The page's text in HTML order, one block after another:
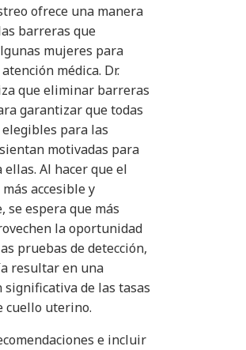
ofrece una manera
barreras que
mujeres para
médica. Dr.
que eliminar barreras
garantizar que todas
para las
motivadas para
ellas. Al hacer que el
accesible y
se espera que más
la oportunidad
pruebas de detección,
resultar en una
de las tasas
cuello uterino.
e incluir